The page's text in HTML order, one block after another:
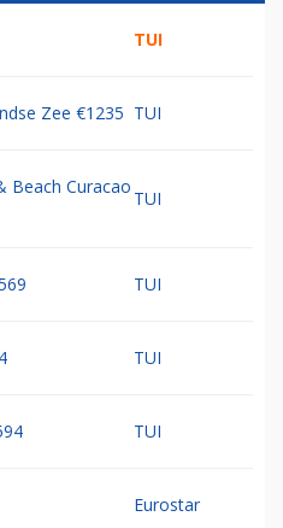
TUI
Zee €1235 TUI
Beach Curacao
TUI
TUI
TUI
TUI
Eurostar